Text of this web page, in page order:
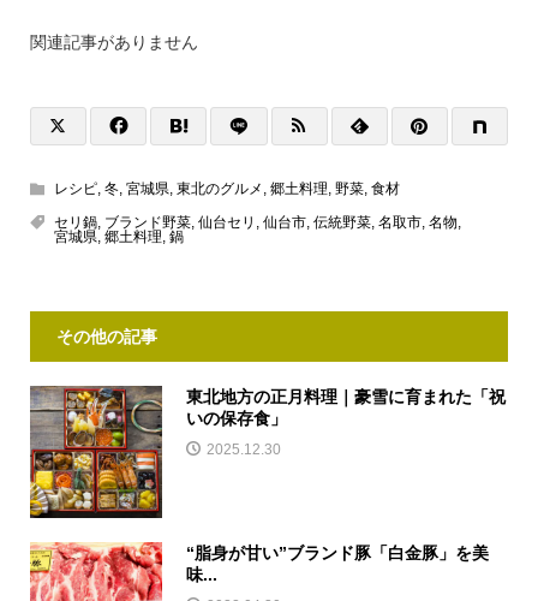
関連記事がありません
レシピ, 冬, 宮城県, 東北のグルメ , 郷土料理, 野菜, 食材
セリ鍋, ブランド野菜, 仙台セリ , 仙台市, 伝統野菜, 名取市, 名物,
宮城県, 郷土料理, 鍋
その他の記事
東北地方の正月料理｜豪雪に育まれた「祝
いの保存食」
2025.12.30
“脂身が甘い”ブランド豚「白金豚」を美
味...